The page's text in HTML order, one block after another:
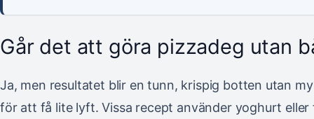
Går det att göra pizzadeg utan
Ja, men resultatet blir en tunn, krispig botten utan
för att få lite lyft. Vissa recept använder yoghurt